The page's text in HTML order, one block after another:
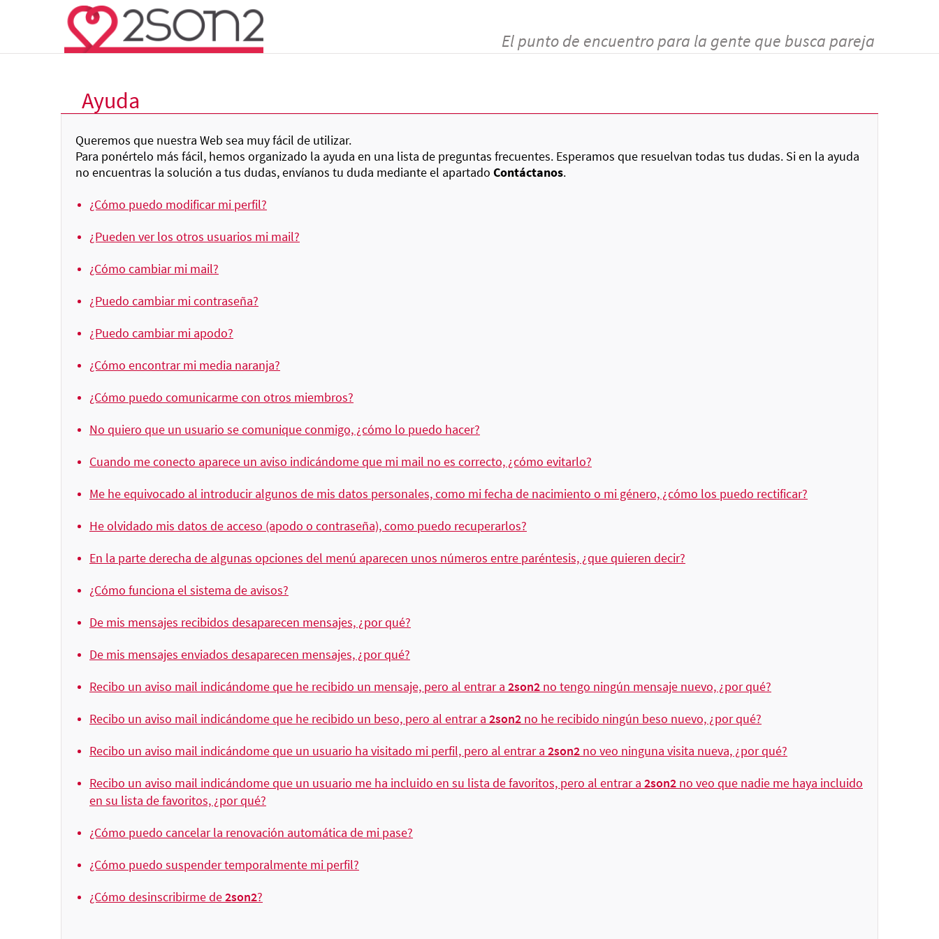
El punto de encuentro para la gente que busca pareja
Ayuda
Queremos que nuestra Web sea muy fácil de utilizar.
Para ponértelo más fácil, hemos organizado la ayuda en una lista de preguntas frecuentes. Esperamos que resuelvan todas tus dudas. Si en la ayuda
no encuentras la solución a tus dudas, envíanos tu duda mediante el apartado Contáctanos.
¿Cómo puedo modificar mi perfil?
¿Pueden ver los otros usuarios mi mail?
¿Cómo cambiar mi mail?
¿Puedo cambiar mi contraseña?
¿Puedo cambiar mi apodo?
¿Cómo encontrar mi media naranja?
¿Cómo puedo comunicarme con otros miembros?
No quiero que un usuario se comunique conmigo, ¿cómo lo puedo hacer?
Cuando me conecto aparece un aviso indicándome que mi mail no es correcto, ¿cómo evitarlo?
Me he equivocado al introducir algunos de mis datos personales, como mi fecha de nacimiento o mi género, ¿cómo los puedo rectificar?
He olvidado mis datos de acceso (apodo o contraseña), como puedo recuperarlos?
En la parte derecha de algunas opciones del menú aparecen unos números entre paréntesis, ¿que quieren decir?
¿Cómo funciona el sistema de avisos?
De mis mensajes recibidos desaparecen mensajes, ¿por qué?
De mis mensajes enviados desaparecen mensajes, ¿por qué?
Recibo un aviso mail indicándome que he recibido un mensaje, pero al entrar a 2son2 no tengo ningún mensaje nuevo, ¿por qué?
Recibo un aviso mail indicándome que he recibido un beso, pero al entrar a 2son2 no he recibido ningún beso nuevo, ¿por qué?
Recibo un aviso mail indicándome que un usuario ha visitado mi perfil, pero al entrar a 2son2 no veo ninguna visita nueva, ¿por qué?
Recibo un aviso mail indicándome que un usuario me ha incluido en su lista de favoritos, pero al entrar a 2son2 no veo que nadie me haya incluido
en su lista de favoritos, ¿por qué?
¿Cómo puedo cancelar la renovación automática de mi pase?
¿Cómo puedo suspender temporalmente mi perfil?
¿Cómo desinscribirme de2son2?